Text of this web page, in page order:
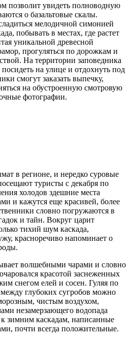
позволит увидеть полноводную
о базальтовые скалы.
мелодичной симонией
побывать в местах, где растет
уникальной древесной
прогуляться по дорожкам и
На территории заповедника
на улице и отдохнуть под
смогут заказать выпечку,
на обустроенную смотровую
фотографии.
в регионе, и нередко суровые
туристы с декабря по
холодов здешние места
и кажутся еще красивей, более
словно погружаются в
и тайн. Вокруг царит
тихий шум каскада,
красноречиво напоминает о
волшебными чарами и словно
красотой заснеженных
снегом елей и сосен. Гуляя по
глубоких сугробов можно
чистым воздухом,
незамерзающего водопада
зимним каскадам, написанные
почти всегда положительные.